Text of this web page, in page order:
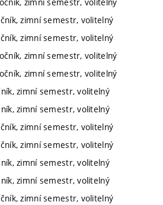
zimní semestr, volitelný
zimní semestr, volitelný
zimní semestr, volitelný
zimní semestr, volitelný
zimní semestr, volitelný
zimní semestr, volitelný
zimní semestr, volitelný
zimní semestr, volitelný
zimní semestr, volitelný
zimní semestr, volitelný
zimní semestr, volitelný